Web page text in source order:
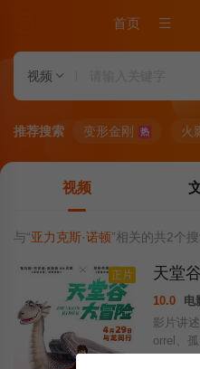
首页
视频
推荐搜索 变形金刚 热 火
视频
与“亚力克斯·诺顿”相关的共2个
正片 天堂
10.0 电
影片讲
orrel、
住，共